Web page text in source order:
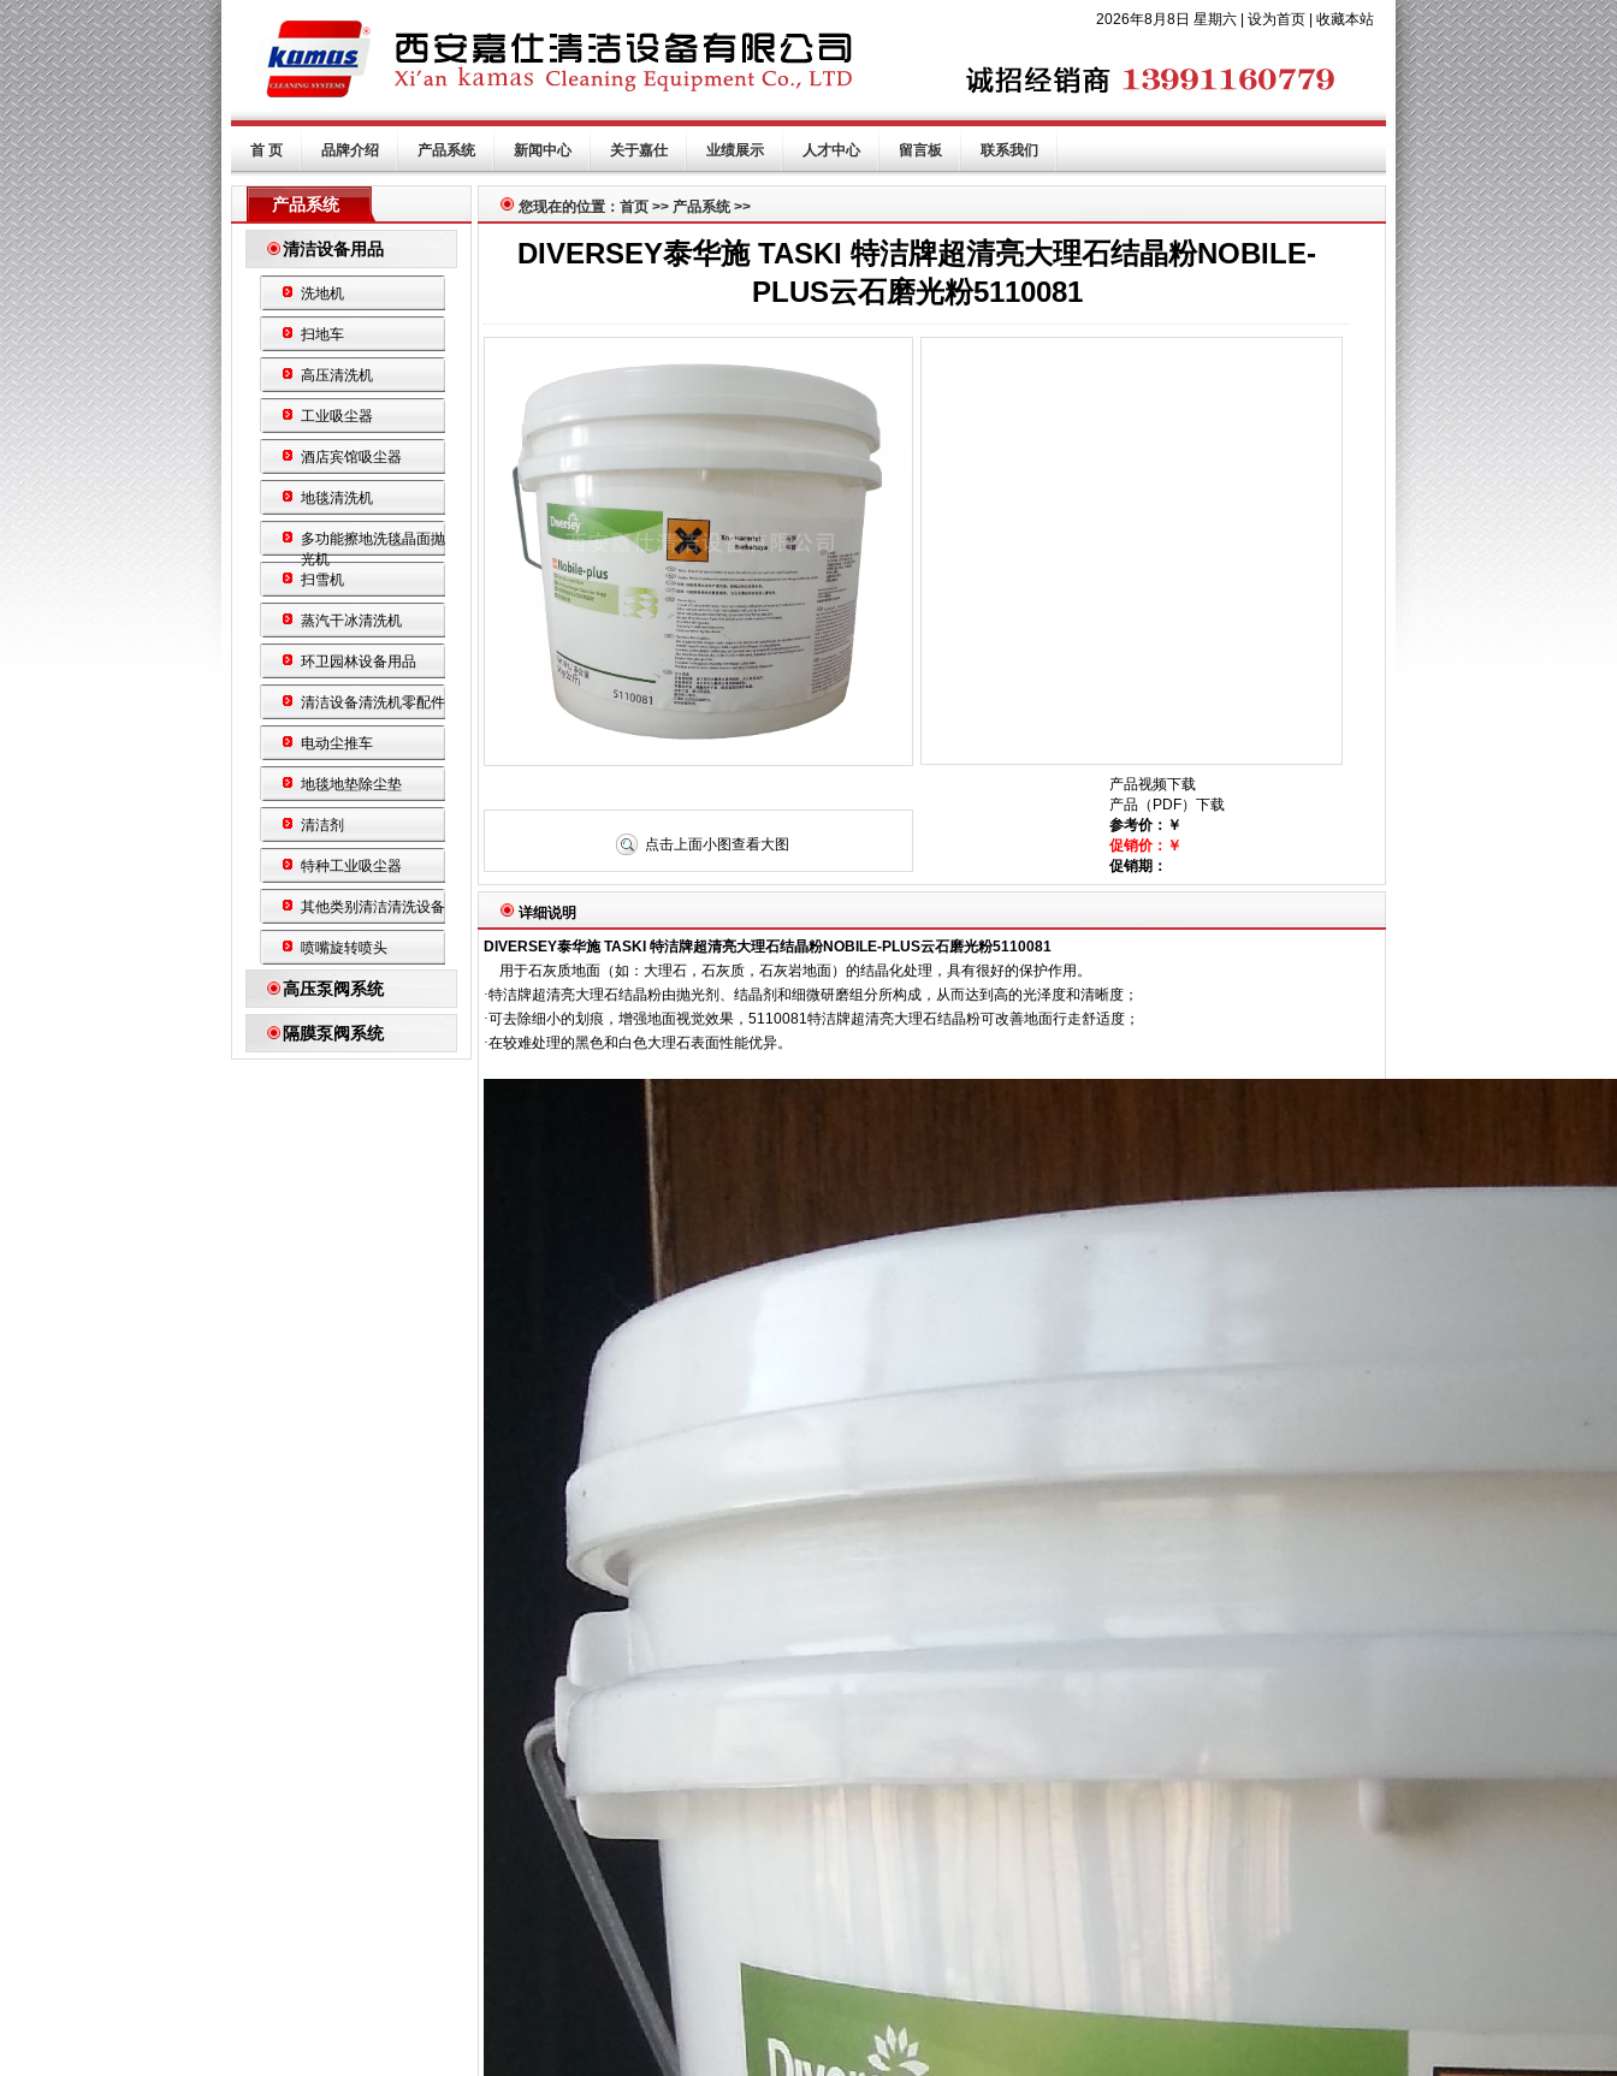
2026年8月8日 星期六 | 设为首页 收藏本站
首 页 品牌介绍 产品系统 新闻中心 关于嘉仕 业绩展示 人才中心 留言板 联系我们
产品系统
清洁设备用品
洗地机
扫地车
高压清洗机
工业吸尘器
酒店宾馆吸尘器
地毯清洗机
多功能擦地洗毯晶面抛
光机
扫雪机
蒸汽干冰清洗机
环卫园林设备用品
清洁设备清洗机零配件
电动尘推车
地毯地垫除尘垫
清洁剂
特种工业吸尘器
其他类别清洁清洗设备
喷嘴旋转喷头
高压泵阀系统
隔膜泵阀系统
您现在的位置：首页 >> 产品系统 >>
DIVERSEY泰华施 TASKI 特洁牌超清亮大理石结晶粉NOBILE-
PLUS云石磨光粉5110081
产品视频下载
产品（PDF）下载
参考价：￥
促销价：￥
促销期：
点击上面小图查看大图
详细说明
DIVERSEY泰华施 TASKI 特洁牌超清亮大理石结晶粉NOBILE-PLUS云石磨光粉5110081
用于石灰质地面（如：大理石，石灰质，石灰岩地面）的结晶化处理，具有很好的保护作用。
·特洁牌超清亮大理石结晶粉由抛光剂、结晶剂和细微研磨组分所构成，从而达到高的光泽度和清晰度；
·可去除细小的划痕，增强地面视觉效果， 5110081特洁牌超清亮大理石结晶粉可改善地面行走舒适度；
·在较难处理的黑色和白色大理石表面性能优异。